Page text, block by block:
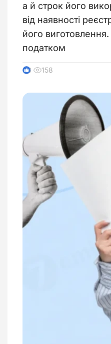
а й строк його
від наявності
його
податком
3 158